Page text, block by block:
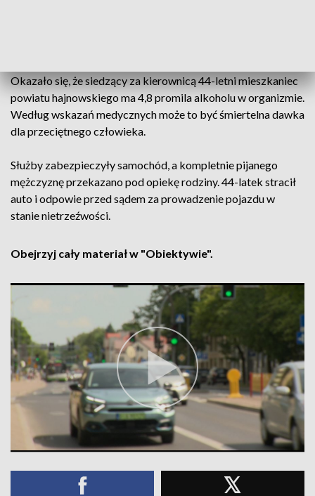
Okazało się, że siedzący za kierownicą 44-letni mieszkaniec
powiatu hajnowskiego ma 4,8 promila alkoholu w organizmie.
Według wskazań medycznych może to być śmiertelna dawka
dla przeciętnego człowieka.
Służby zabezpieczyły samochód, a kompletnie pijanego
mężczyznę przekazano pod opiekę rodziny. 44-latek stracił
auto i odpowie przed sądem za prowadzenie pojazdu w
stanie nietrzeźwości.
Obejrzyj cały materiał w "Obiektywie".